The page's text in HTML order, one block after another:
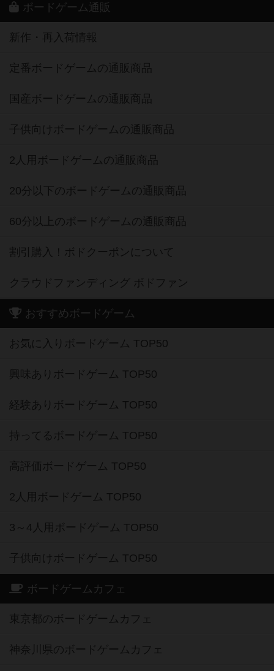
ボードゲーム通販
新作・再入荷情報
定番ボードゲームの通販商品
国産ボードゲームの通販商品
子供向けボードゲームの通販商品
2人用ボードゲームの通販商品
20分以下のボードゲームの通販商品
60分以上のボードゲームの通販商品
割引購入！ボドクーポンについて
クラウドファンディング ボドファン
おすすめボードゲーム
お気に入りボードゲーム TOP50
興味ありボードゲーム TOP50
経験ありボードゲーム TOP50
持ってるボードゲーム TOP50
高評価ボードゲーム TOP50
2人用ボードゲーム TOP50
3～4人用ボードゲーム TOP50
子供向けボードゲーム TOP50
ボードゲームカフェ
東京都のボードゲームカフェ
神奈川県のボードゲームカフェ